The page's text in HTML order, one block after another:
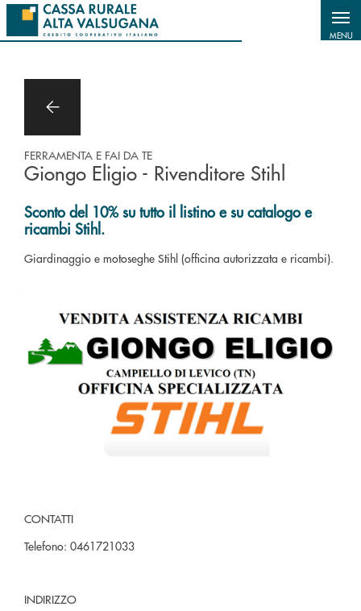
Salta al contenuto principale
MENU
FERRAMENTA E FAI DA TE
Giongo Eligio - Rivenditore Stihl
Sconto del 10% su tutto il listino e su catalogo e
ricambi Stihl.
Giardinaggio e motoseghe Stihl (officina autorizzata e ricambi).
CONTATTI
Telefono: 0461721033
INDIRIZZO